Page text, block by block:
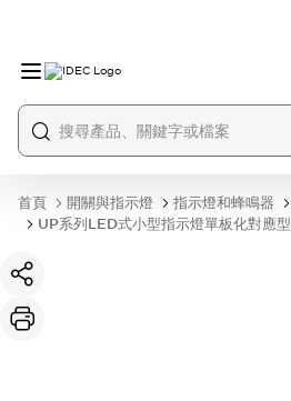
首頁 開關與指示燈 指示燈和蜂鳴器
UP系列LED式小型指示燈單板化對應型